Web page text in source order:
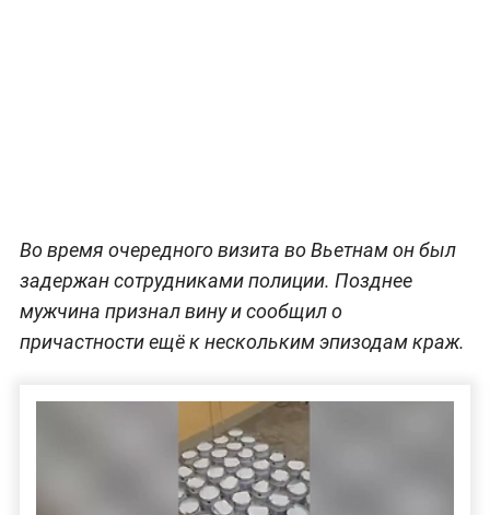
Во время очередного визита во Вьетнам он был
задержан сотрудниками полиции. Позднее
мужчина признал вину и сообщил о
причастности ещё к нескольким эпизодам краж.